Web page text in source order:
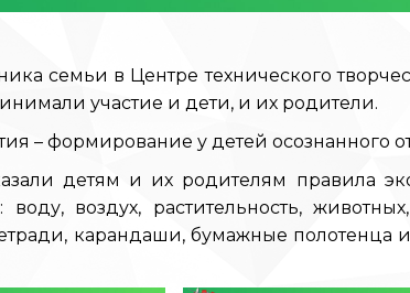
семьи в Центре технического
участие и дети, и их родители.
– формирование у детей осознанного
детям и их родителям правила
воду, воздух, растительность,
карандаши, бумажные полотенца и